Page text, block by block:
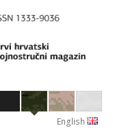
English